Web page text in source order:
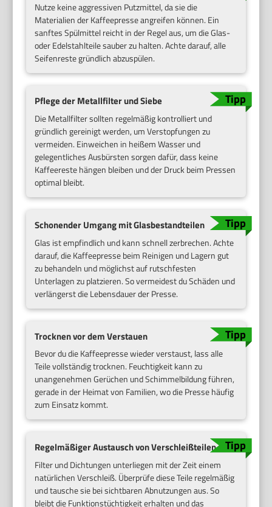
Nutze keine aggressiven Putzmittel, da sie die
Materialien der Kaffeepresse angreifen können. Ein
sanftes Spülmittel reicht in der Regel aus, um die Glas-
oder Edelstahlteile sauber zu halten. Achte darauf, alle
Seifenreste gründlich abzuspülen.
Pflege der Metallfilter und Siebe
Die Metallfilter sollten regelmäßig kontrolliert und
gründlich gereinigt werden, um Verstopfungen zu
vermeiden. Einweichen in heißem Wasser und
gelegentliches Ausbürsten sorgen dafür, dass keine
Kaffeereste hängen bleiben und der Druck beim Pressen
optimal bleibt.
Schonender Umgang mit Glasbestandteilen
Glas ist empfindlich und kann schnell zerbrechen. Achte
darauf, die Kaffeepresse beim Reinigen und Lagern gut
zu behandeln und möglichst auf rutschfesten
Unterlagen zu platzieren. So vermeidest du Schäden und
verlängerst die Lebensdauer der Presse.
Trocknen vor dem Verstauen
Bevor du die Kaffeepresse wieder verstaust, lass alle
Teile vollständig trocknen. Feuchtigkeit kann zu
unangenehmen Gerüchen und Schimmelbildung führen,
gerade in der Heimat von Familien, wo die Presse häufig
zum Einsatz kommt.
Regelmäßiger Austausch von Verschleißteilen
Filter und Dichtungen unterliegen mit der Zeit einem
natürlichen Verschleiß. Überprüfe diese Teile regelmäßig
und tausche sie bei sichtbaren Abnutzungen aus. So
bleibt die Funktionstüchtigkeit erhalten und das